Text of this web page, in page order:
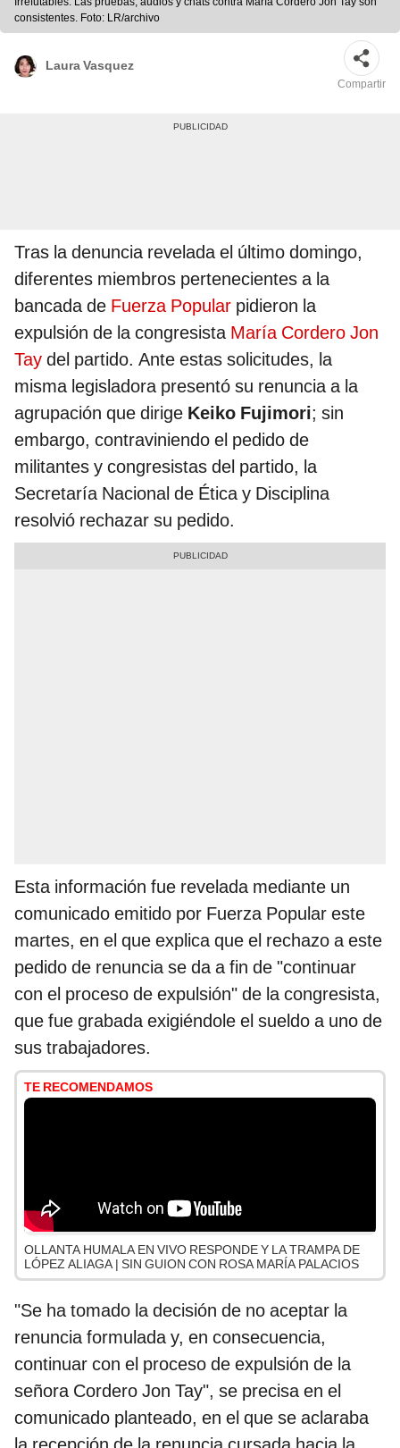
consistentes. Foto: LR/archivo
Laura Vasquez
Compartir
Tras la denuncia revelada el último domingo,
diferentes miembros pertenecientes a la
bancada de Fuerza Popular pidieron la
expulsión de la congresista María Cordero Jon
Tay del partido. Ante estas solicitudes, la
misma legisladora presentó su renuncia a la
agrupación que dirige Keiko Fujimori; sin
embargo, contraviniendo el pedido de
militantes y congresistas del partido, la
Secretaría Nacional de Ética y Disciplina
resolvió rechazar su pedido.
Esta información fue revelada mediante un
comunicado emitido por Fuerza Popular este
martes, en el que explica que el rechazo a este
pedido de renuncia se da a fin de "continuar
con el proceso de expulsión" de la congresista,
que fue grabada exigiéndole el sueldo a uno de
sus trabajadores.
TE RECOMENDAMOS
OLLANTA HUMALA EN VIVO RESPONDE Y LA TRAMPA DE
LÓPEZ ALIAGA | SIN GUION CON ROSA MARÍA PALACIOS
"Se ha tomado la decisión de no aceptar la
renuncia formulada y, en consecuencia,
continuar con el proceso de expulsión de la
señora Cordero Jon Tay", se precisa en el
comunicado planteado, en el que se aclaraba